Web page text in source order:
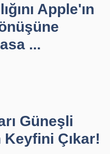
Apple'ın
...
Güneşli
Keyfini Çıkar!